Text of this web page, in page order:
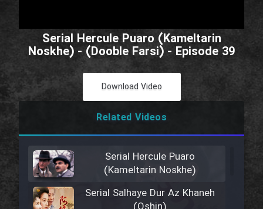
Serial Hercule Puaro (Kameltarin
Noskhe) - (Dooble Farsi) - Episode 39
Download Video
Related Videos
Serial Hercule Puaro
(Kameltarin Noskhe)
Serial Salhaye Dur Az Khaneh